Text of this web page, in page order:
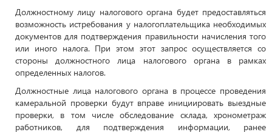
Должностному лицу налогового органа будет предоставляться
возможность истребования у налогоплательщика необходимых
документов для подтверждения правильности начисления того
или иного налога. При этом этот запрос осуществляется со
стороны должностного лица налогового органа в рамках
определенных налогов.
Должностные лица налогового органа в процессе проведения
камеральной проверки будут вправе инициировать выездные
проверки, в том числе обследование склада, хронометраж
работников, для подтверждения информации, ранее